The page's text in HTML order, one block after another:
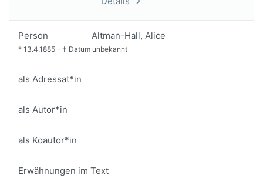
Person Altman-Hall, Alice
* 13.4.1885 - † Datum unbekannt
als Adressat*in
als Autor*in
als Koautor*in
Erwähnungen im Text